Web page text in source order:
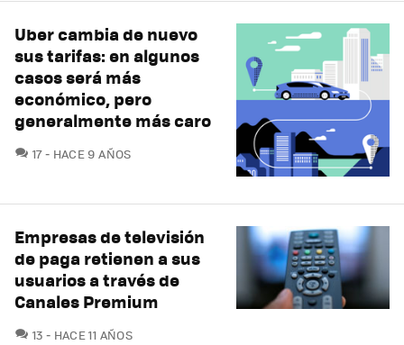
Uber cambia de nuevo
sus tarifas: en algunos
casos será más
económico, pero
generalmente más caro
17COMENTARIOS
HACE 9 AÑOS
Empresas de televisión
de paga retienen a sus
usuarios a través de
Canales Premium
13 COMENTARIOS
HACE 11 AÑOS